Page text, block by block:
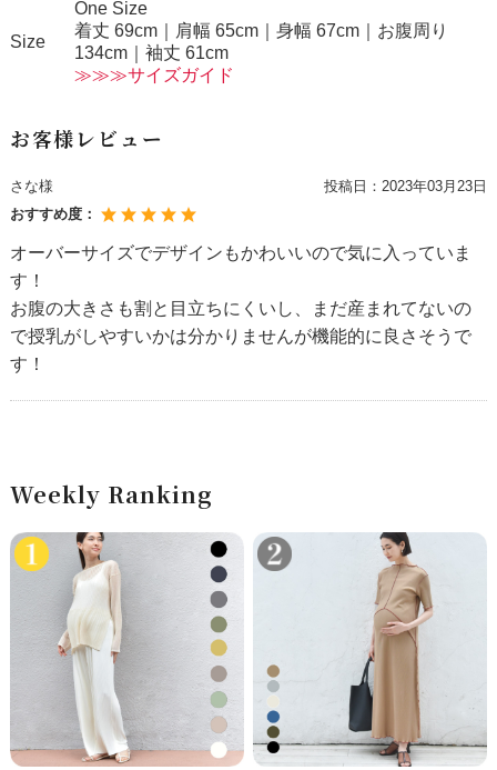
Size
One Size
着丈 69cm｜肩幅 65cm｜身幅 67cm｜お腹周り
134cm｜袖丈 61cm
≫≫≫サイズガイド
お客様レビュー
さな様 投稿日： 2023年03月23日
おすすめ度：
オーバーサイズでデザインもかわいいので気に入っていま
す！
お腹の大きさも割と目立ちにくいし、まだ産まれてないの
で授乳がしやすいかは分かりませんが機能的に良さそうで
す！
Weekly Ranking